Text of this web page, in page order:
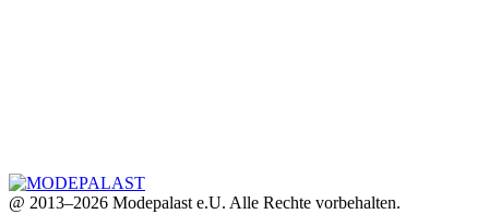
@ 2013–2026 Modepalast e.U. Alle Rechte vorbehalten.